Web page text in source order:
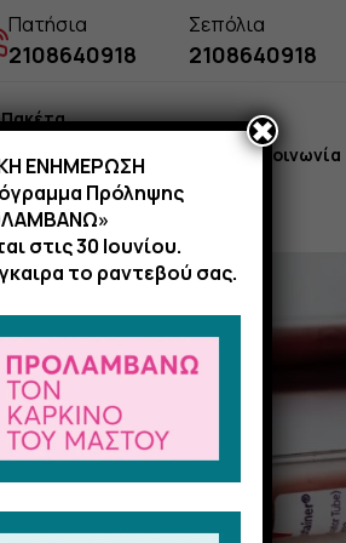
Πατήσια
2108640918
Σεπόλια
2108640918
Πακέτα
Εξετάσεων
Επικοινωνία
ΕΝΗΜΕΡΩΣΗ
Πρόληψης
στις 30 Ιουνίου.
το ραντεβού σας.
✖